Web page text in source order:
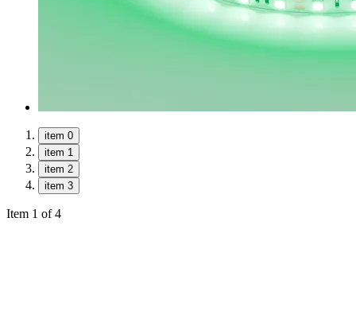
item 0
item 1
item 2
item 3
Item 1 of 4